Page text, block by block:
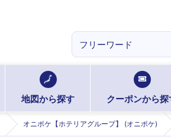
地図から探す クーポンから探
オニポケ【ホテリアグループ】 (オニポケ)